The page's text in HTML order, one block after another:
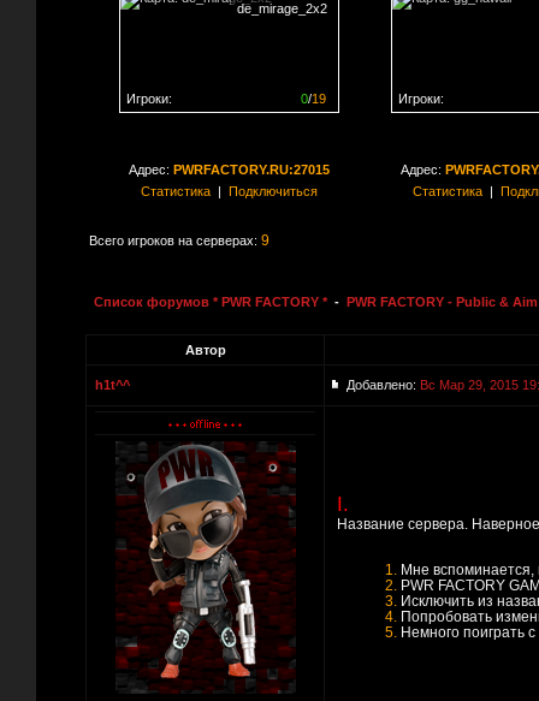
de_mirage_2x2
0/19
Игроки:
Игроки:
Адрес: PWRFACTORY.RU:27015
Статистика| Подключиться
Адрес:
Статистика|
Всего игроков на серверах: 9
Список форумов * PWR FACTORY * - PWR FACTORY - Public &
Автор
h1t^^ Добавлено: Вс Мар 29, 2015
I.
Название сервера.
1. Мне вспоминается,
2. PWR FACTORY
3. Исключить из
4. Попробовать
5. Немного поиграть